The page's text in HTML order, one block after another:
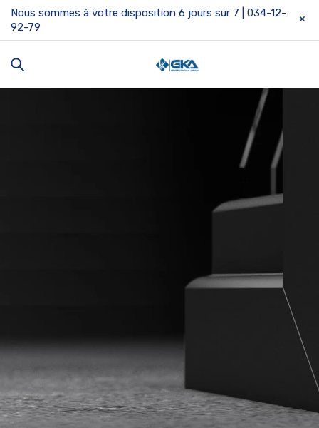
Nous sommes à votre disposition 6 jours sur 7 | 034-12-
92-79